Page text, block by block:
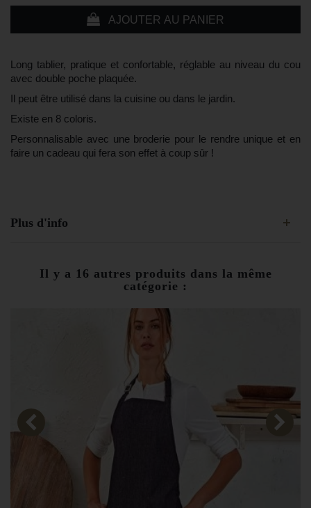
Long tablier, pratique et confortable, réglable au niveau du cou
avec double poche plaquée.
Il peut être utilisé dans la cuisine ou dans le jardin.
Existe en 8 coloris.
Personnalisable avec une broderie pour le rendre unique et en
faire un cadeau qui fera son effet à coup sûr !
AJOUTER AU PANIER
Plus d'info
Il y a 16 autres produits dans la même
catégorie :